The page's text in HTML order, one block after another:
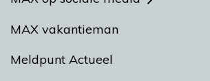
MAX vakantieman
Meldpunt Actueel